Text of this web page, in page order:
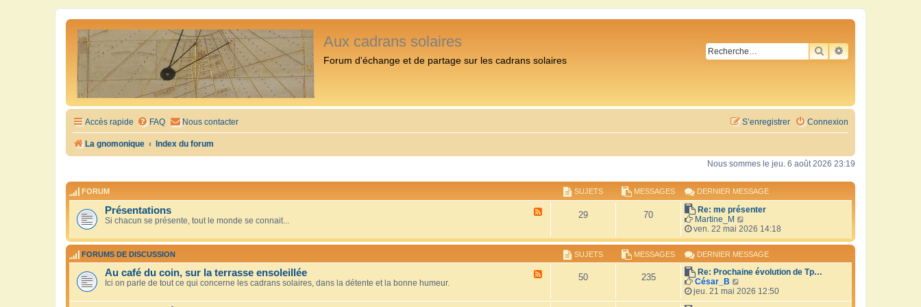
Aux cadrans solaires
Forum d'échange et de partage sur les cadrans solaires
RECHERCHER
RECHERCHE
Accès rapide FAQ Nous contacter Connexion
S’enregistrer
La gnomonique Index du forum
Nous sommes le jeu. 6 août 2026 23:19
FORUM SUJETS MESSAGES DERNIER MESSAGE
x
Présentations
Si chacun se présente, tout le monde se connait...
29 70
Re: me présenter
Martine_M
o
i
r
l
e
d
r
n
ven. 22 mai 2026 14:18
FORUMS DE DISCUSSION SUJETS MESSAGES DERNIER MESSAGE
x
Au café du coin, sur la terrasse ensoleillée
Ici on parle de tout ce qui concerne les cadrans solaires, dans la détente et la bonne humeur.
50 235
Re: Prochaine évolution de Tp…
César_B
o
i
jeu. 21 mai 2026 12:50